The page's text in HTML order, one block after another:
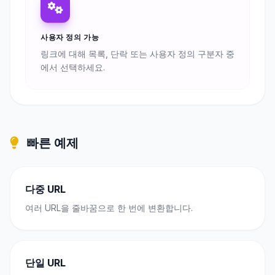
사용자 정의 가능
링크에 대해 목록, 단락 또는 사용자 정의 구분자 중
에서 선택하세요.
빠른 예제
다중 URL
여러 URL을 줄바꿈으로 한 번에 변환합니다.
단일 URL